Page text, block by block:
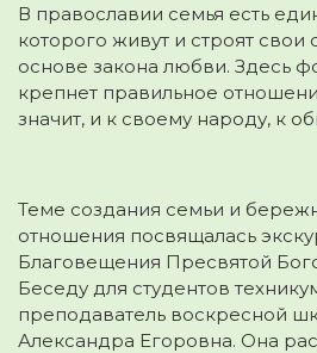
В православии семья есть
которого живут и строят свои
основе закона любви. Здесь
крепнет правильное
значит, и к своему народу, к
Теме создания семьи и
отношения посвящалась
Благовещения Пресвятой
Беседу для студентов
преподаватель воскресной
Александра Егоровна. Она